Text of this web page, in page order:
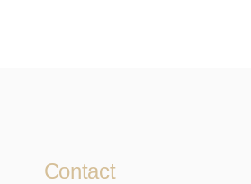
Contact